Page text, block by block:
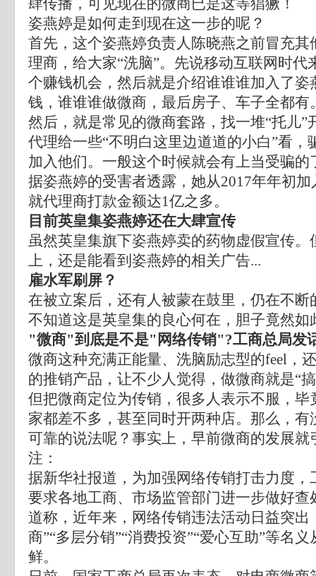
肆传播，可见现在的微商已是这等猖獗！
姿燕婷是如何走到现在这一步的呢？
首先，这个姿燕婷负责人陈晓燕之前冒充其
理商，给大家“洗脑”。先说移动互联网时代
个赚钱机会，然后就是介绍谁谁谁加入了姿
钱，谁谁谁做微商，最后房子、车子全都有
然后，就是常见的微商套路，找一堆“托儿”
代理给一些“不明白这里边道道的小白”看，
加入他们。一般这个时候就会有上当受骗的
据姿燕婷的受害者透露，她从2017年年初
就代理商打款金额达1亿之多。
目前英皇集姿燕婷还在大肆宣传
虽然英皇集旗下姿燕婷卖的药物虚假宣传。
上，还是能看到姿燕婷的相关广告...
雇水军刷屏？
在被立案后，还有人被蒙在鼓里，仍在不断
不知道这是英皇集的良心何在，胆子竟然如
"微商"到底是不是"网络传销"?工商总局发
微商这种充满正能量、洗脑励志型的feel，
的推销产品，让不少人觉得，做微商就是“
但把微商定位为传销，很多人表示不服，毕
家都差不多，甚至同时开两种店。那么，有
可靠的说法呢？事实上，早前微商的发展就
注：
据新华社报道，为加强网络传销打击力度，
要求各地工商、市场监管部门进一步做好查
道称，近年来，网络传销违法活动日益突出
商”“多层分销”“消费投资”“爱心互助”等名
鲜。